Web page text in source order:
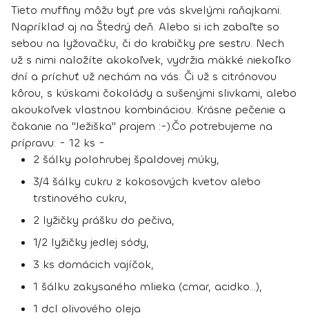
Tieto muffiny môžu byť pre vás skvelými raňajkami.
Napríklad aj na Štedrý deň. Alebo si ich zabaľte so
sebou na lyžovačku, či do krabičky pre sestru. Nech
už s nimi naložíte akokoľvek, vydržia mäkké niekoľko
dní a príchuť už nechám na vás. Či už s citrónovou
kôrou, s kúskami čokolády a sušenými slivkami, alebo
akoukoľvek vlastnou kombináciou. Krásne pečenie a
čakanie na "Ježiška" prajem :-).Čo potrebujeme na
prípravu: - 12 ks -
2 šálky polohrubej špaldovej múky,
3/4 šálky cukru z kokosových kvetov alebo
trstinového cukru,
2 lyžičky prášku do pečiva,
1/2 lyžičky jedlej sódy,
3 ks domácich vajíčok,
1 šálku zakysaného mlieka (cmar, acidko...),
1 dcl olivového oleja